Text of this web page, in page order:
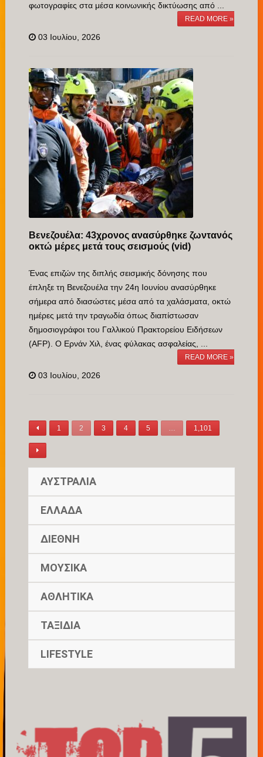
φωτογραφίες στα μέσα κοινωνικής δικτύωσης από ...
READ MORE »
03 Ιουλίου, 2026
Βενεζουέλα: 43χρονος ανασύρθηκε ζωντανός
οκτώ μέρες μετά τους σεισμούς (vid)
Ένας επιζών της διπλής σεισμικής δόνησης που
έπληξε τη Βενεζουέλα την 24η Ιουνίου ανασύρθηκε
σήμερα από διασώστες μέσα από τα χαλάσματα, οκτώ
ημέρες μετά την τραγωδία όπως διαπίστωσαν
δημοσιογράφοι του Γαλλικού Πρακτορείου Ειδήσεων
(AFP). O Ερνάν Χιλ, ένας φύλακας ασφαλείας, ...
READ MORE »
03 Ιουλίου, 2026
1 2 3 4 5 … 1,101
ΑΥΣΤΡΑΛΙΑ
ΕΛΛΑΔΑ
ΔΙΕΘΝΗ
ΜΟΥΣΙΚΑ
ΑΘΛΗΤΙΚΑ
ΤΑΞΙΔΙΑ
LIFESTYLE